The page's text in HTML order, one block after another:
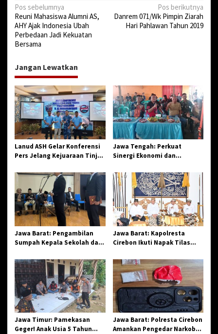
N
a
v
i
g
a
s
i
p
o
s
Pos sebelumnya
Reuni Mahasiswa Alumni AS,
AHY Ajak Indonesia Ubah
Perbedaan Jadi Kekuatan
Bersama
Pos berikutnya
Danrem 071/Wk Pimpin Ziarah
Hari Pahlawan Tahun 2019
Jangan Lewatkan
Lanud ASH Gelar Konferensi
Pers Jelang Kejuaraan Tinju
2026
Jawa Tengah: Perkuat
Sinergi Ekonomi dan
Jangkar Gelar Halal Bi Halal
di Losari
Jawa Barat: Pengambilan
Sumpah Kepala Sekolah dan
Penegasan Integritas
Aparatur Pendidikan dan
Birokrasi
Jawa Barat: Kapolresta
Cirebon Ikuti Napak Tilas
Sinergi dan Pelestarian
Sejarah
Jawa Timur: Pamekasan
Geger! Anak Usia 5 Tahun
Jawa Barat: Polresta Cirebon
Amankan Pengedar Narkoba